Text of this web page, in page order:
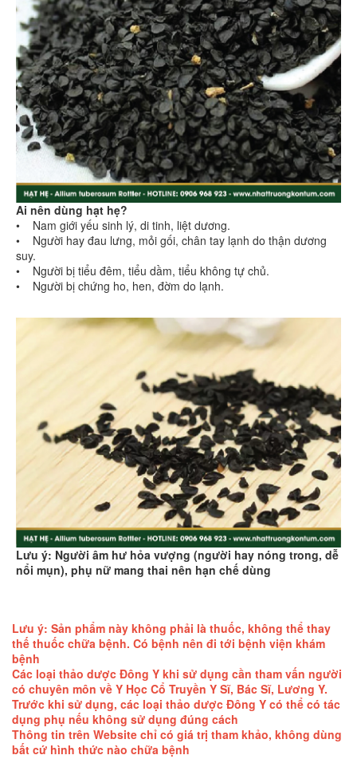
Ai nên dùng hạt hẹ?
• Nam giới yếu sinh lý, di tinh, liệt dương.
• Người hay đau lưng, mỏi gối, chân tay lạnh do thận dương
suy.
• Người bị tiểu đêm, tiểu dầm, tiểu không tự chủ.
• Người bị chứng ho, hen, đờm do lạnh.
Lưu ý: Người âm hư hỏa vượng (người hay nóng trong, dễ
nổi mụn), phụ nữ mang thai nên hạn chế dùng
Lưu ý: Sản phẩm này không phải là thuốc, không thể thay
thế thuốc chữa bệnh. Có bệnh nên đi tới bệnh viện khám
bệnh
Các loại thảo dược Đông Y khi sử dụng cần tham vấn người
có chuyên môn về Y Học Cổ Truyền Y Sĩ, Bác Sĩ, Lương Y.
Trước khi sử dụng, các loại thảo dược Đông Y có thể có tác
dụng phụ nếu không sử dụng đúng cách
Thông tin trên Website chỉ có giá trị tham khảo, không dùng
bất cứ hình thức nào chữa bệnh